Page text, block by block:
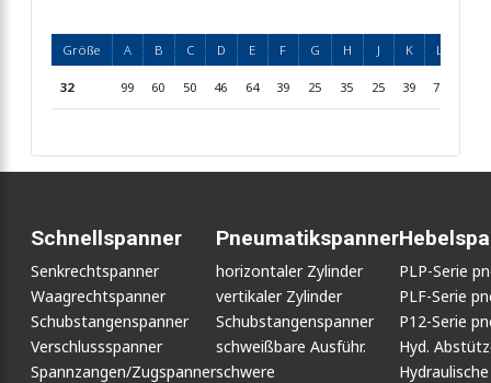
Größe A B C D E F G H J K L
32 99 60 50 46 64 39 25 35 25 39 79
Schnellspanner
Senkrechtspanner
Waagrechtspanner
Schubstangenspanner
Verschlussspanner
Spannzangen/Zugspanner
Pneumatikspanner
horizontaler Zylinder
vertikaler Zylinder
Schubstangenspanner
schweißbare Ausführ.
schwere
PLP-Serie
PLF-Serie
P12-Serie
Hyd.
Hydraulische